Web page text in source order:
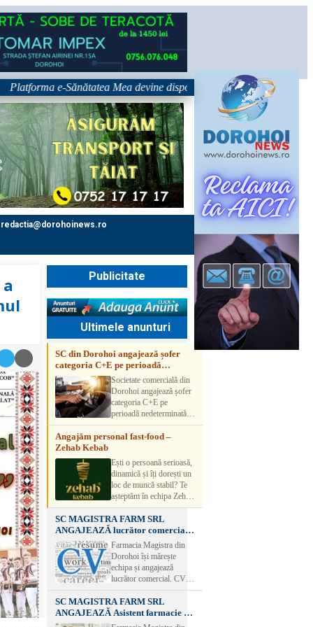
e-Sănătatea Mea devine disponibilă pe 1 septembrie: pacientul
redactia@dorohoinews.ro
Publicitate
Ultimele anunturi
SC din Dorohoi angajează șofer
categoria C+E pe perioadă
nedeterminatăSocietate comercială din
Dorohoi angajează șofer
categoria C+E pe
perioadă nedeterminată.
Candidatul trebuie să
aibă experiență și atestat
detalii, vă rog să sunați la
numărul de telefon.
Angajăm personal fast-food –
Zehab Kebab
Ești o persoană serioasă,
dinamică și îți dorești un
loc de muncă stabil? Te
așteptăm în echipa Zehab
Kebab! Posturi
disponibile: -
SHAORMAR AJUTOR
BUCATAR 2/posturi -
LUCRATOR
COMERCIAL
VANZATOR /2 posturi
muncă Program flexibil
Salariu motivant, în
funcție de experienț
SC MAGISTRA FARM SRL
ANGAJEAZĂ lucrător comercial –
DOROHOI
Farmacia Magistra din
Dorohoi își mărește
echipa și angajează
lucrător comercial. CV-
urile se pot depune: * la
sediul Farmaciei
Magistra – Bulevardul
Victoriei nr. 23, Dorohoi
SC MAGISTRA FARM SRL
ANGAJEAZĂ Asistent farmacie –
DOROHOI